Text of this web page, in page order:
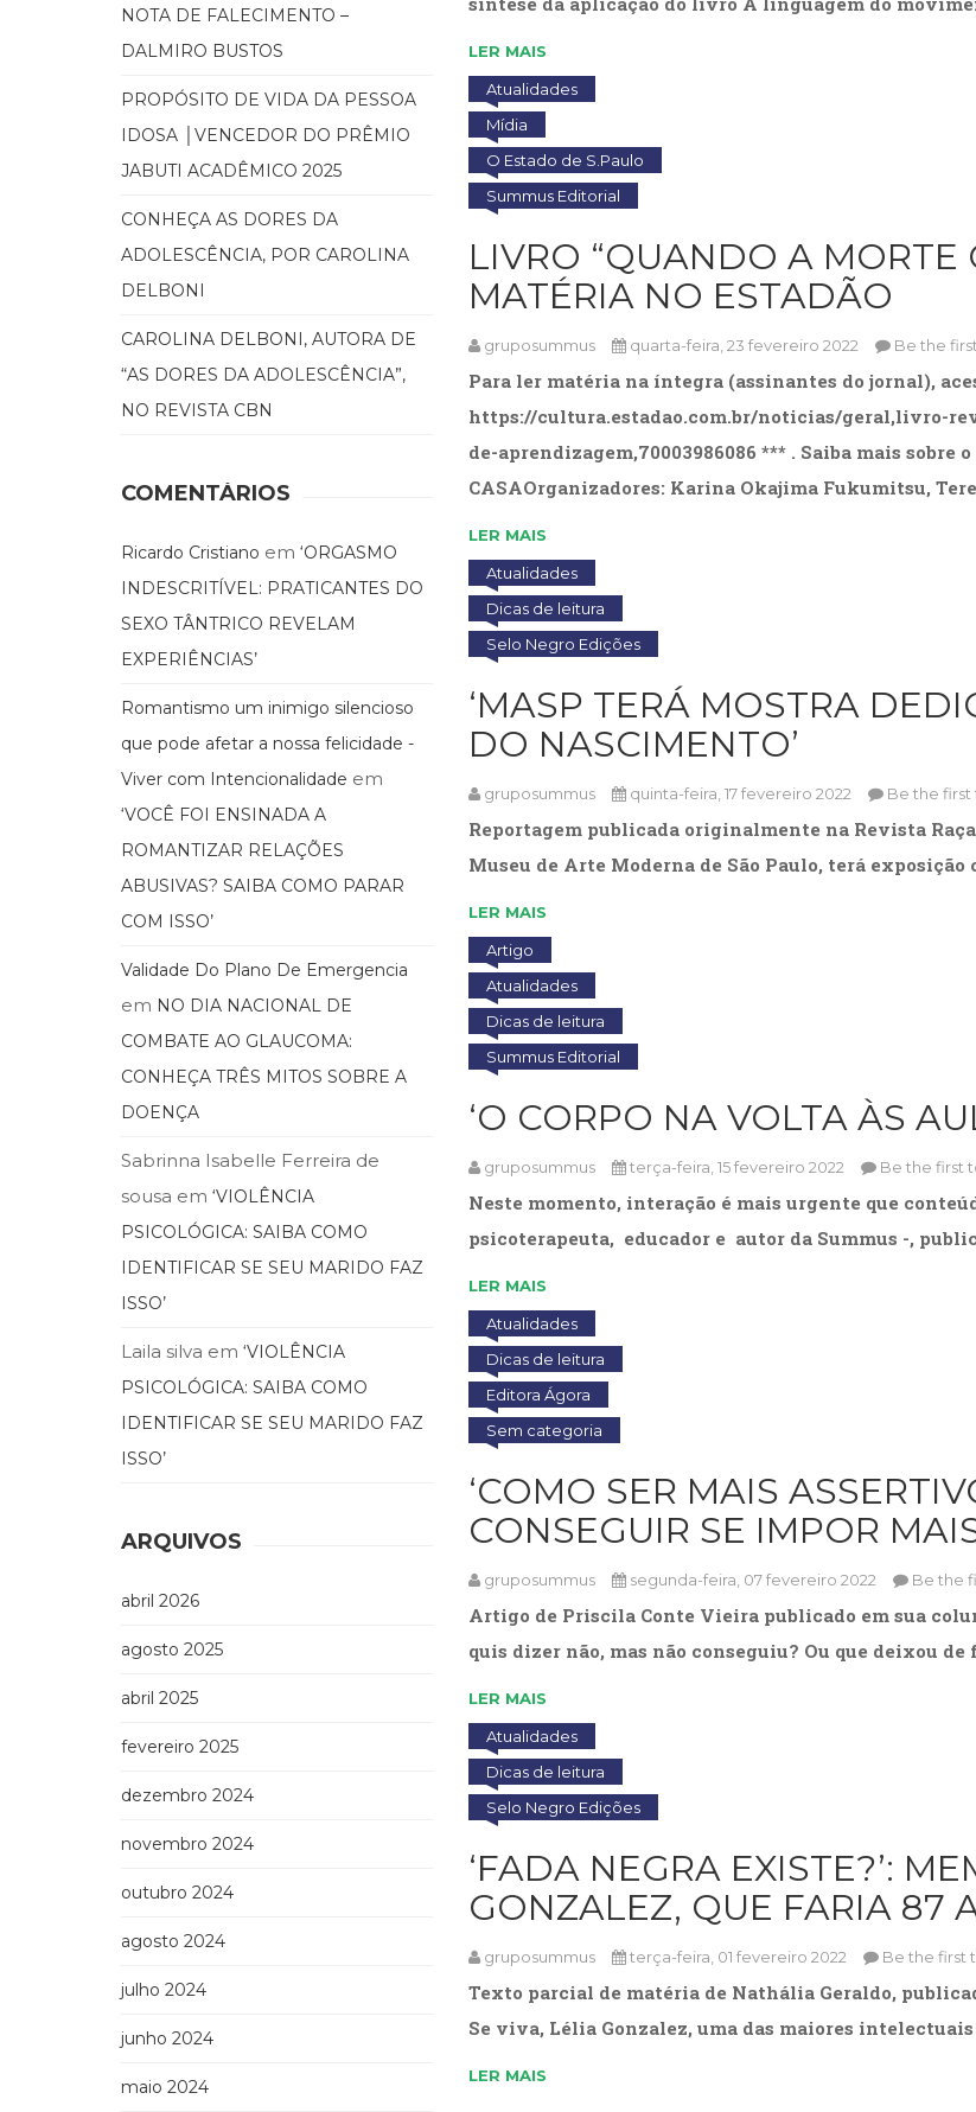
LER MAIS
Atualidades
Mídia
O Estado de S.Paulo
Summus Editorial
LIVRO “QUANDO A MORTE
MATÉRIA NO ESTADÃO
gruposummus quarta-feira, 23 fevereiro 2022 Be the
Para ler matéria na íntegra (assinantes do jornal),
https://cultura.estadao.com.br/noticias/geral,livro-
de-aprendizagem,70003986086 *** . Saiba mais sobre
CASAOrganizadores: Karina Okajima Fukumitsu,
LER MAIS
Atualidades
Dicas de leitura
Selo Negro Edições
‘MASP TERÁ MOSTRA
DO NASCIMENTO’
gruposummus quinta-feira, 17 fevereiro 2022 Be the
Reportagem publicada originalmente na Revista
Museu de Arte Moderna de São Paulo, terá exposição
LER MAIS
Artigo
Atualidades
Dicas de leitura
Summus Editorial
‘O CORPO NA VOLTA ÀS
gruposummus terça-feira, 15 fevereiro 2022 Be the first
Neste momento, interação é mais urgente que
psicoterapeuta, educador e autor da Summus -,
LER MAIS
Atualidades
Dicas de leitura
Editora Ágora
Sem categoria
‘COMO SER MAIS
CONSEGUIR SE IMPOR
gruposummus segunda-feira, 07 fevereiro 2022 Be the
Artigo de Priscila Conte Vieira publicado em sua
quis dizer não, mas não conseguiu? Ou que deixou de
LER MAIS
Atualidades
Dicas de leitura
Selo Negro Edições
‘FADA NEGRA EXISTE?’:
GONZALEZ, QUE FARIA 87
gruposummus terça-feira, 01 fevereiro 2022 Be the first
Texto parcial de matéria de Nathália Geraldo,
Se viva, Lélia Gonzalez, uma das maiores
LER MAIS
NOTA DE FALECIMENTO –
DALMIRO BUSTOS
PROPÓSITO DE VIDA DA PESSOA
IDOSA │VENCEDOR DO PRÊMIO
JABUTI ACADÊMICO 2025
CONHEÇA AS DORES DA
ADOLESCÊNCIA, POR CAROLINA
DELBONI
CAROLINA DELBONI, AUTORA DE
“AS DORES DA ADOLESCÊNCIA”,
NO REVISTA CBN
COMENTÁRIOS
Ricardo Cristiano em ‘ORGASMO
INDESCRITÍVEL: PRATICANTES DO
SEXO TÂNTRICO REVELAM
EXPERIÊNCIAS’
Romantismo um inimigo silencioso
que pode afetar a nossa felicidade -
Viver com Intencionalidade em
‘VOCÊ FOI ENSINADA A
ROMANTIZAR RELAÇÕES
ABUSIVAS? SAIBA COMO PARAR
COM ISSO’
Validade Do Plano De Emergencia
em NO DIA NACIONAL DE
COMBATE AO GLAUCOMA:
CONHEÇA TRÊS MITOS SOBRE A
DOENÇA
Sabrinna Isabelle Ferreira de
sousa em ‘VIOLÊNCIA
PSICOLÓGICA: SAIBA COMO
IDENTIFICAR SE SEU MARIDO FAZ
ISSO’
Laila silva em ‘VIOLÊNCIA
PSICOLÓGICA: SAIBA COMO
IDENTIFICAR SE SEU MARIDO FAZ
ISSO’
ARQUIVOS
abril 2026
agosto 2025
abril 2025
fevereiro 2025
dezembro 2024
novembro 2024
outubro 2024
agosto 2024
julho 2024
junho 2024
maio 2024